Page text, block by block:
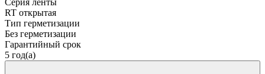
RT открытая
Тип герметизации
Без герметизации
Гарантийный срок
5 год(а)